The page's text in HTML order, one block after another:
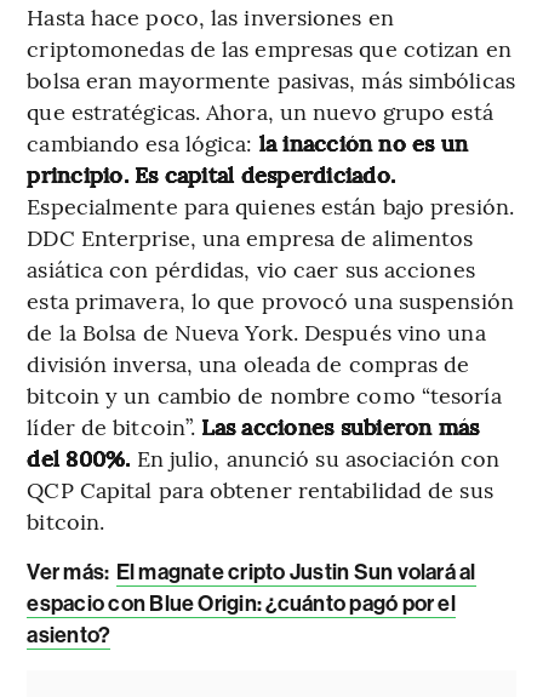
Hasta hace poco, las inversiones en
criptomonedas de las empresas que cotizan en
bolsa eran mayormente pasivas, más simbólicas
que estratégicas. Ahora, un nuevo grupo está
cambiando esa lógica: la inacción no es un
principio. Es capital desperdiciado.
Especialmente para quienes están bajo presión.
DDC Enterprise, una empresa de alimentos
asiática con pérdidas, vio caer sus acciones
esta primavera, lo que provocó una suspensión
de la Bolsa de Nueva York. Después vino una
división inversa, una oleada de compras de
bitcoin y un cambio de nombre como “tesoría
líder de bitcoin”. Las acciones subieron más
del 800%. En julio, anunció su asociación con
QCP Capital para obtener rentabilidad de sus
bitcoin.
Ver más: El magnate cripto Justin Sun volará al
espacio con Blue Origin: ¿cuánto pagó por el
asiento?